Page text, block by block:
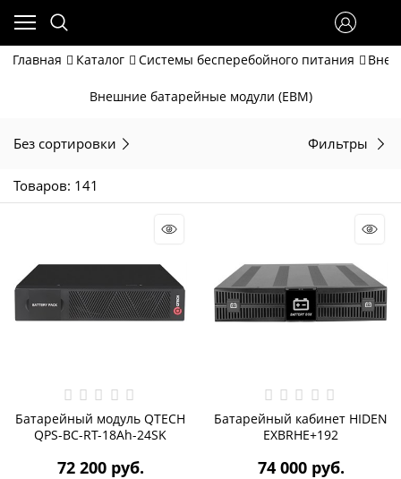
Главная Каталог Системы бесперебойного питания
Внешние батарейные модули (EBM)
Без сортировки Фильтры
Товаров: 141
Батарейный модуль QTECH
QPS-BC-RT-18Ah-24SK
72 200 руб.
Батарейный кабинет HIDEN
EXBRHE+192
74 000 руб.